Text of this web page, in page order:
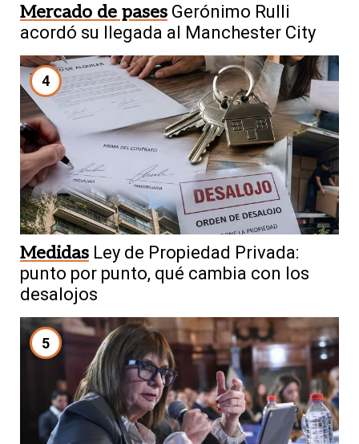
Mercado de pases Gerónimo Rulli
acordó su llegada al Manchester City
4
Medidas Ley de Propiedad Privada:
punto por punto, qué cambia con los
desalojos
5